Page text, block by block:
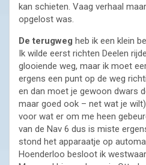
kan schieten. Vaag verhaal
opgelost was.
De terugweg heb ik een klein
Ik wilde eerst richten Deelen
glooiende weg, maar ik moet
ergens een punt op de weg
en dan moet je gewoon dwars
maar goed ook – net wat je
voor wat er om me heen
van de Nav 6 dus is miste
stond het apparaatje op
Hoenderloo besloot ik